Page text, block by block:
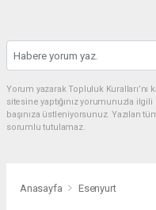
Yorum yazarak Topluluk
sitesine yaptığınız yorumunuzla
başınıza üstleniyorsunuz. Yazılan
sorumlu tutulamaz.
Anasayfa Esenyurt